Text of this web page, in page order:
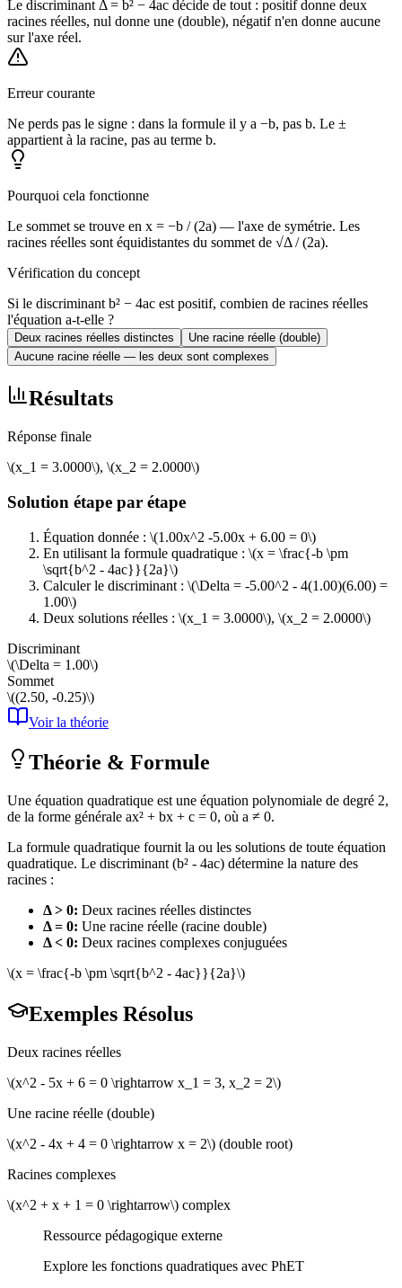
Le discriminant Δ = b² − 4ac décide de tout : positif donne deux
racines réelles, nul donne une (double), négatif n'en donne aucune
sur l'axe réel.
Erreur courante
Ne perds pas le signe : dans la formule il y a −b, pas b. Le ±
appartient à la racine, pas au terme b.
Pourquoi cela fonctionne
Le sommet se trouve en x = −b / (2a) — l'axe de symétrie. Les
racines réelles sont équidistantes du sommet de √Δ / (2a).
Vérification du concept
Si le discriminant b² − 4ac est positif, combien de racines réelles
l'équation a-t-elle ?
Deux racines réelles distinctes
Une racine réelle (double)
Aucune racine réelle — les deux sont complexes
Résultats
Réponse finale
\(x_1 = 3.0000\), \(x_2 = 2.0000\)
Solution étape par étape
Équation donnée : \(1.00x^2 -5.00x + 6.00 = 0\)
En utilisant la formule quadratique : \(x = \frac{-b \pm
\sqrt{b^2 - 4ac}}{2a}\)
Calculer le discriminant : \(\Delta = -5.00^2 - 4(1.00)(6.00) =
1.00\)
Deux solutions réelles : \(x_1 = 3.0000\), \(x_2 = 2.0000\)
Discriminant
\(\Delta = 1.00\)
Sommet
\((2.50, -0.25)\)
Voir la théorie
Théorie & Formule
Une équation quadratique est une équation polynomiale de degré 2,
de la forme générale ax² + bx + c = 0, où a ≠ 0.
La formule quadratique fournit la ou les solutions de toute équation
quadratique. Le discriminant (b² - 4ac) détermine la nature des
racines :
Δ > 0: Deux racines réelles distinctes
Δ = 0: Une racine réelle (racine double)
Δ < 0: Deux racines complexes conjuguées
\(x = \frac{-b \pm \sqrt{b^2 - 4ac}}{2a}\)
Exemples Résolus
Deux racines réelles
\(x^2 - 5x + 6 = 0 \rightarrow x_1 = 3, x_2 = 2\)
Une racine réelle (double)
\(x^2 - 4x + 4 = 0 \rightarrow x = 2\) (double root)
Racines complexes
\(x^2 + x + 1 = 0 \rightarrow\) complex
Ressource pédagogique externe
Explore les fonctions quadratiques avec PhET